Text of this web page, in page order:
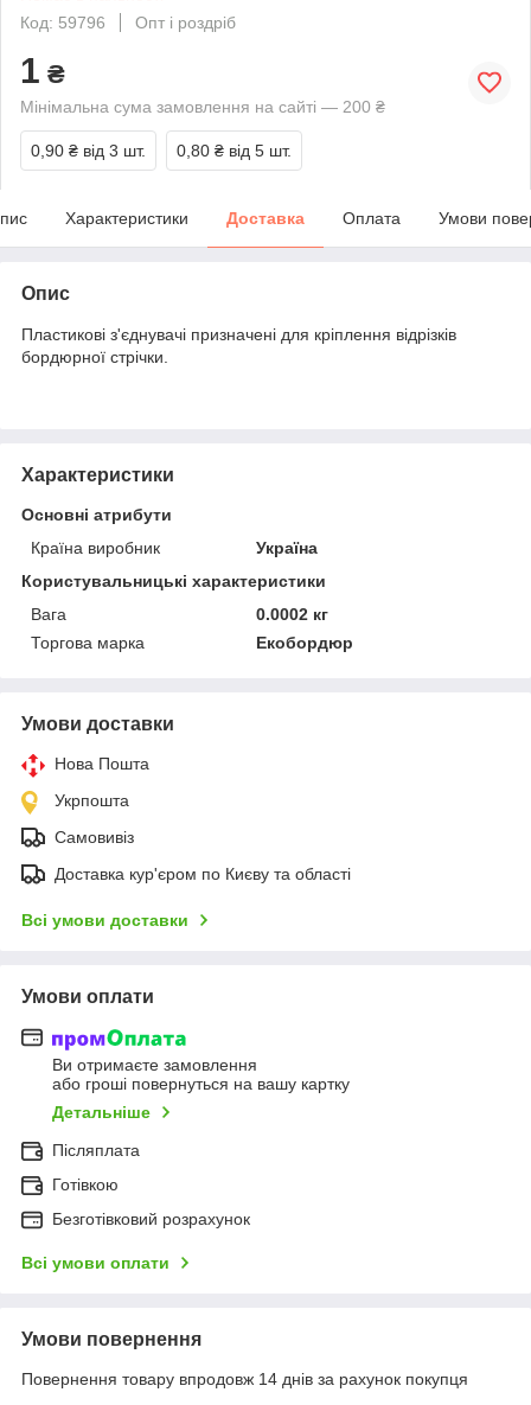
Код: 59796
Опт і роздріб
1 ₴
Мінімальна сума замовлення на сайті — 200 ₴
0,90 ₴ від 3 шт. 0,80 ₴ від 5 шт.
Характеристики Доставка Оплата Умови
Опис
Пластикові з'єднувачі призначені для кріплення відрізків
бордюрної стрічки.
Характеристики
Основні атрибути
Країна виробник
Україна
Користувальницькі характеристики
Вага
0.0002 кг
Торгова марка
Екобордюр
Умови доставки
Нова Пошта
Укрпошта
Самовивіз
Доставка кур'єром по Києву та області
Всі умови доставки
Умови оплати
Ви отримаєте замовлення
або гроші повернуться на вашу картку
Детальніше
Післяплата
Готівкою
Безготівковий розрахунок
Всі умови оплати
Умови повернення
Повернення товару впродовж 14 днів за рахунок покупця